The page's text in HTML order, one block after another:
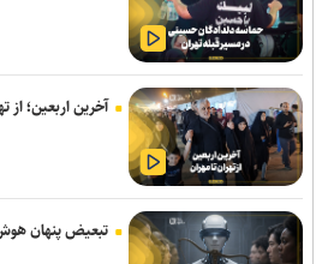
دموکرات‌های کنگره آمریکا آمار تلفات جنگ با
جنگ رمضان و تولد نظم منطقه ای ایران
یمن: هشتمین نفتکش سعودی را در شمال
سی‌بی‌اس: آمریکا بخش عمده ذخایر
کرده است
آخرین اربعین؛ از
تبعیض پنهان